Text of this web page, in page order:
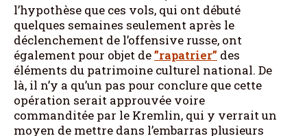
l’hypothèse que ces vols, qui ont débuté
quelques semaines seulement après le
déclenchement de l’offensive russe, ont
également pour objet de”rapatrier” des
éléments du patrimoine culturel national. De
là, il n’y a qu’un pas pour conclure que cette
opération serait approuvée voire
commanditée par le Kremlin, qui y verrait un
moyen de mettre dans l’embarras plusieurs